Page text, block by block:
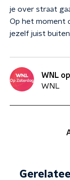
je over straat
Op het moment
jezelf juist
WNL
WNL